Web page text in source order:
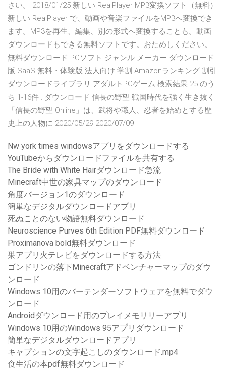
さい。 2018/01/25 新しい RealPlayer MP3変換ソフト（無料）
新しい RealPlayer で、動画や音楽ファイルをMP3へ変換でき
ます。MP3を再生、編集、別の形式へ変換することも。動画
ダウンロードもできる無料ソフトです。おためしください。
無料ダウンロード PCソフト ジャンル メーカー ダウンロード
版 SaaS 無料・体験版 法人向け 学割 Amazonランキング 割引
ダウンロードライブラリ アダルトPCゲーム 検索結果 25 のう
ち 1-16件 : ダウンロード 信長の野望 戦国時代を強く生き抜く
「信長の野望 Online」は、武将や職人、忍者を始めとする歴
史上の人物に 2020/05/29 2020/07/09
Nw york times windowsアプリをダウンロードする
YouTubeからダウンロードファイルを共有する
The Bride with White Hairダウンロード急流
Minecraft中世の家具マップのダウンロード
角度バージョン1のダウンロード
簡単なデジタルダウンロードアプリ
死ぬことのない物語無料ダウンロード
Neuroscience Purves 6th Edition PDF無料ダウンロード
Proximanova bold無料ダウンロード
巣アプリ火テレビをダウンロードする方法
ゴンドリンの落下Minecraftアドベンチャーマップのダウ
ンロード
Windows 10用のバーテンダーソフトウェアを無料でダウ
ンロード
Androidダウンロード用のプレイメモリリーアプリ
Windows 10用のWindows 95アプリダウンロード
簡単なデジタルダウンロードアプリ
キャプションの文字起こしのダウンロード.mp4
食生活の本pdf無料ダウンロード